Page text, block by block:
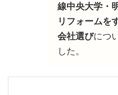
線中央大学・
リフォームを
会社選びにつ
した。